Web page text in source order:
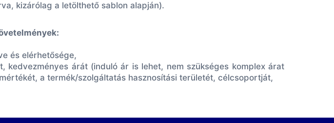
kizárólag a letölthető sablon alapján).
és elérhetősége,
árát (induló ár is lehet, nem szükséges komplex árat
a termék/szolgáltatás hasznosítási területét, célcsoportját,